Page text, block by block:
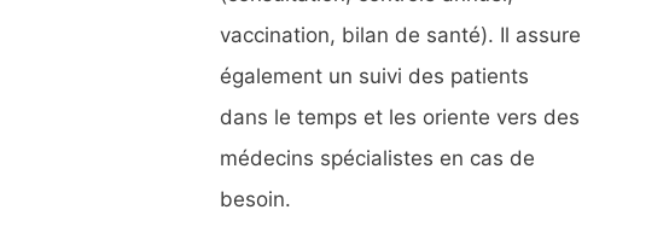
vaccination, bilan de santé). Il assure
également un suivi des patients
dans le temps et les oriente vers des
médecins spécialistes en cas de
besoin.